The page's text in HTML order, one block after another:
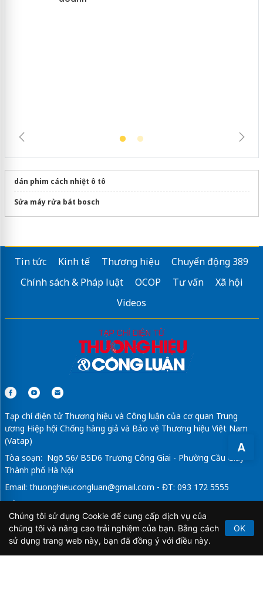
A
dán phim cách nhiệt ô tô
Sửa máy rửa bát bosch
Tin tức Kinh tế Thương hiệu
Chuyển động 389
Chính sách & Pháp luật
OCOP Tư vấn
Xã hội
Videos
Tạp chí điện tử Thương hiệu và Công luận của cơ quan Trung
ương Hiệp hội Chống hàng giả và Bảo vệ Thương hiệu Việt Nam
(Vatap)
Tòa soạn: Ngõ 56/ B5D6 Trương Công Giai - Phường Cầu Giấy -
Thành phố Hà Nội
Email: thuonghieucongluan@gmail.com - ĐT: 093 172 5555
Tổng Biên Tập: Vũ Đức Thuận
Giấy phép hoạt động báo chí điện tử số 64/GP-BTTTT do Bộ
Thông tin và Truyền thông cấp ngày 21/2/2020.
Chúng tôi sử dụng Cookie để cung cấp dịch vụ của
chúng tôi và nâng cao trải nghiệm của bạn. Bằng cách
sử dụng trang web này, bạn đã đồng ý với điều này.
OK